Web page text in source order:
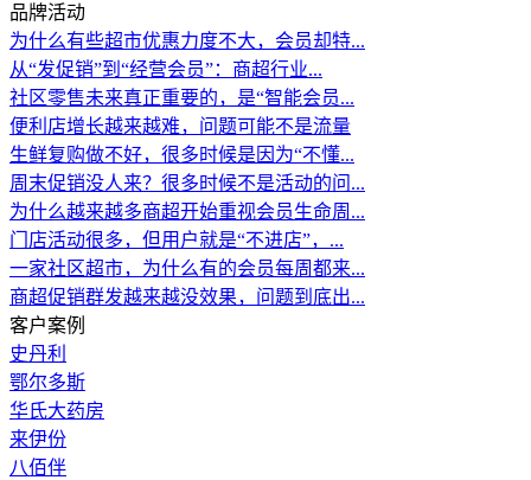
品牌活动
为什么有些超市优惠力度不大，会员却特...
从“发促销”到“经营会员”：商超行业...
社区零售未来真正重要的，是“智能会员...
便利店增长越来越难，问题可能不是流量
生鲜复购做不好，很多时候是因为“不懂...
周末促销没人来？很多时候不是活动的问...
为什么越来越多商超开始重视会员生命周...
门店活动很多，但用户就是“不进店”，...
一家社区超市，为什么有的会员每周都来...
商超促销群发越来越没效果，问题到底出...
客户案例
史丹利
鄂尔多斯
华氏大药房
来伊份
八佰伴